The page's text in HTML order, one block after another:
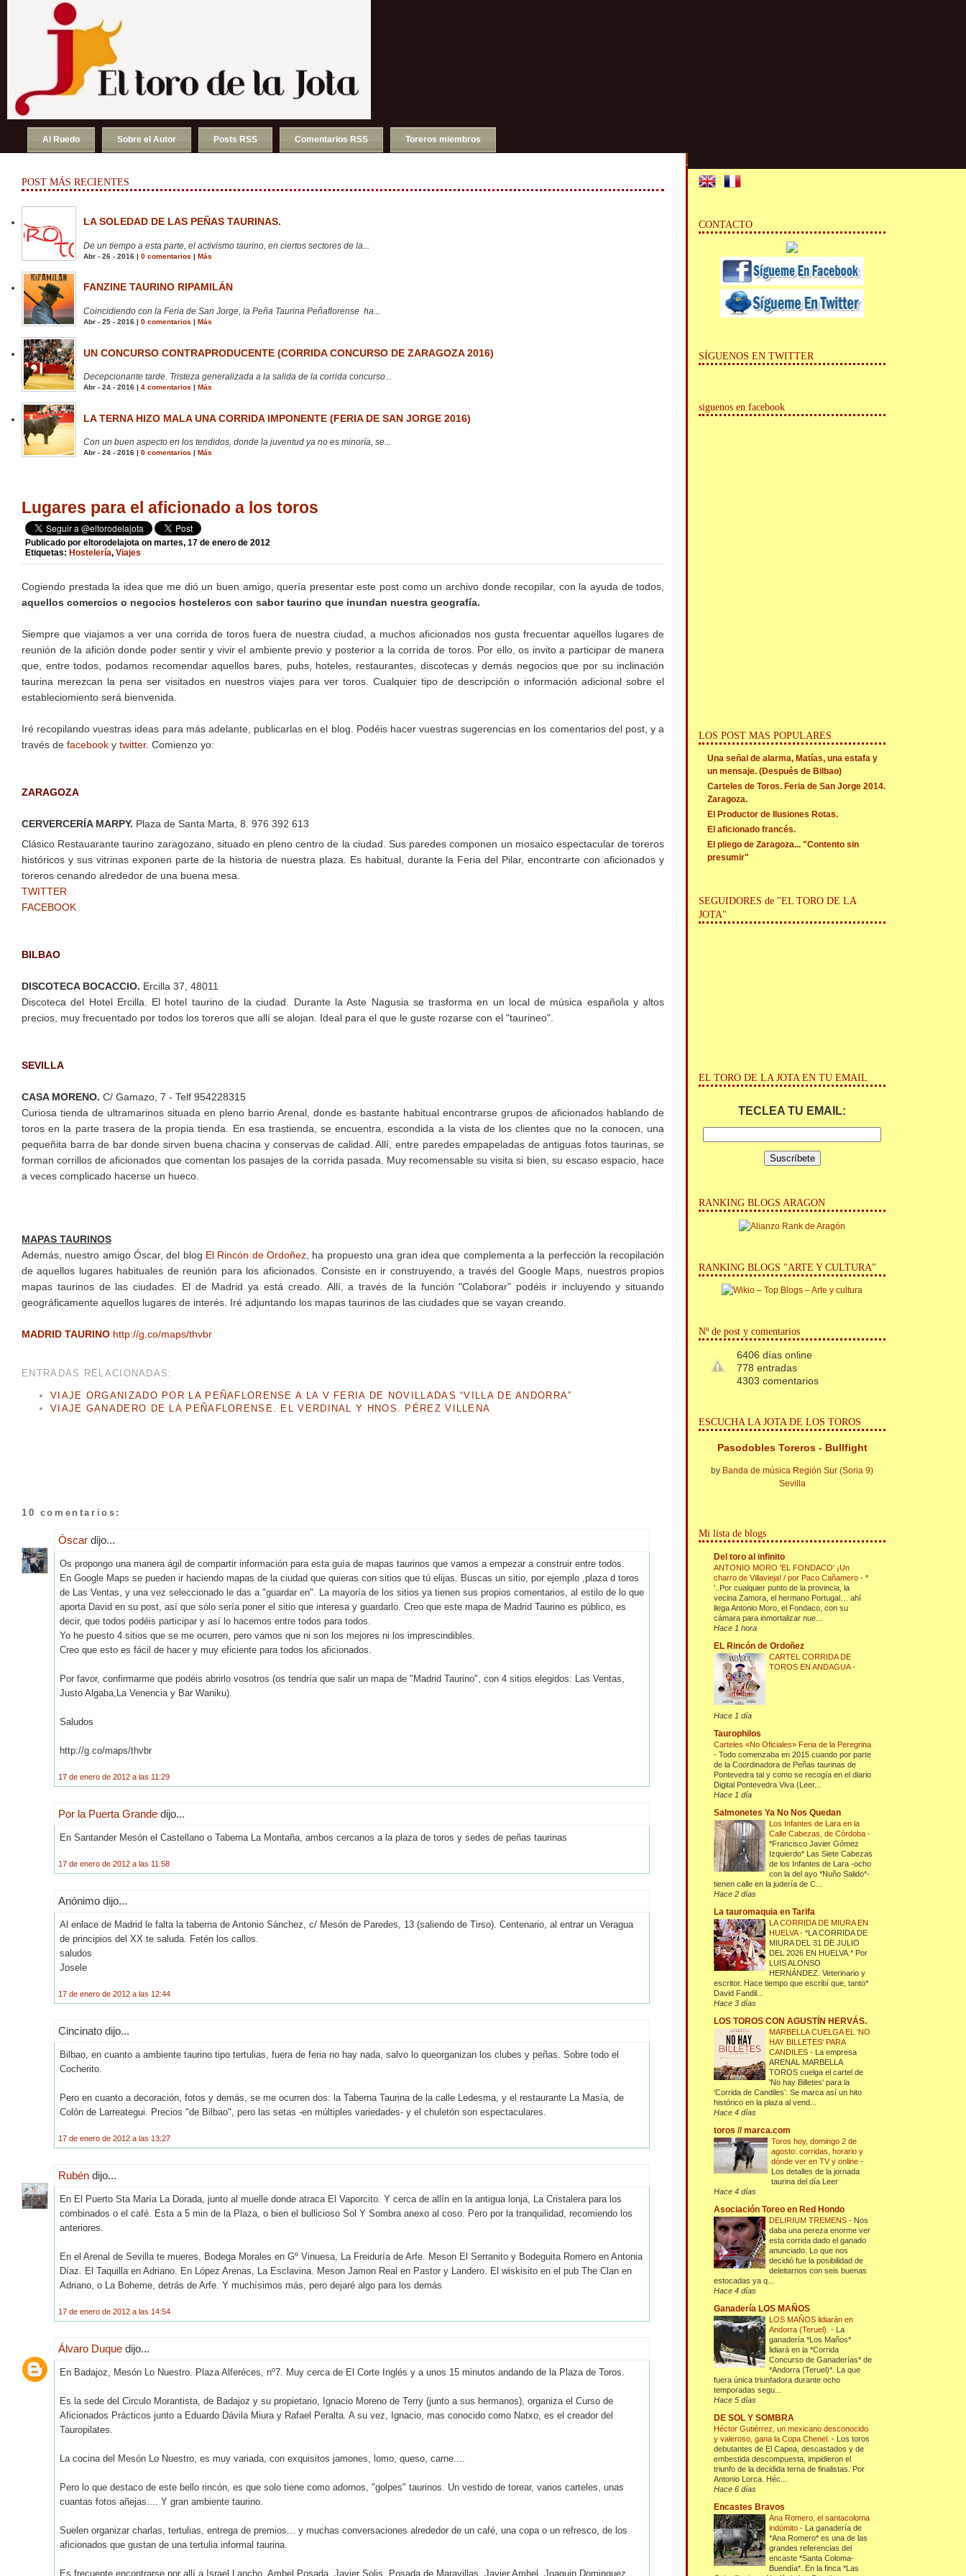
Al Ruedo Sobre el Autor Posts RSS Comentarios RSS Toreros miembros
POST MÁS RECIENTES
LA SOLEDAD DE LAS PEÑAS TAURINAS.
De un tiempo a esta parte, el activismo taurino, en ciertos sectores de la...
Abr - 26 - 2016 | 0 comentarios | Más
FANZINE TAURINO RIPAMILÁN
Coincidiendo con la Feria de San Jorge, la Peña Taurina Peñaflorense ha...
Abr - 25 - 2016 | 0 comentarios | Más
UN CONCURSO CONTRAPRODUCENTE (CORRIDA CONCURSO DE ZARAGOZA 2016)
Decepcionante tarde. Tristeza generalizada a la salida de la corrida concurso...
Abr - 24 - 2016 | 4 comentarios | Más
LA TERNA HIZO MALA UNA CORRIDA IMPONENTE (FERIA DE SAN JORGE 2016)
Con un buen aspecto en los tendidos, donde la juventud ya no es minoría, se...
Abr - 24 - 2016 | 0 comentarios Más
Lugares para el aficionado a los toros
Publicado por eltorodelajota on martes, 17 de enero de 2012
Etiquetas: Hostelería, Viajes
Cogiendo prestada la idea que me dió un buen amigo, quería presentar este post como un archivo donde recopilar, con la ayuda de todos,
aquellos comercios o negocios hosteleros con sabor taurino que inundan nuestra geografía.
Siempre que viajamos a ver una corrida de toros fuera de nuestra ciudad, a muchos aficionados nos gusta frecuentar aquellos lugares de
reunión de la afición donde poder sentir y vivir el ambiente previo y posterior a la corrida de toros. Por ello, os invito a participar de manera
que, entre todos, podamos recomendar aquellos bares, pubs, hoteles, restaurantes, discotecas y demás negocios que por su inclinación
taurina merezcan la pena ser visitados en nuestros viajes para ver toros. Cualquier tipo de descripción o información adicional sobre el
estableciomiento será bienvenida.
Iré recopilando vuestras ideas para más adelante, publicarlas en el blog. Podéis hacer vuestras sugerencias en los comentarios del post, y a
través de facebook y twitter. Comienzo yo:
ZARAGOZA
CERVERCERÍA MARPY. Plaza de Santa Marta, 8. 976 392 613
Clásico Restauarante taurino zaragozano, situado en pleno centro de la ciudad. Sus paredes componen un mosaico espectacular de toreros
históricos y sus vitrinas exponen parte de la historia de nuestra plaza. Es habitual, durante la Feria del Pilar, encontrarte con aficionados y
toreros cenando alrededor de una buena mesa.
TWITTER
FACEBOOK
BILBAO
DISCOTECA BOCACCIO. Ercilla 37, 48011
Discoteca del Hotel Ercilla. El hotel taurino de la ciudad. Durante la Aste Nagusia se trasforma en un local de música española y altos
precios, muy frecuentado por todos los toreros que allí se alojan. Ideal para el que le guste rozarse con el "taurineo".
SEVILLA
CASA MORENO. C/ Gamazo, 7 - Telf 954228315
Curiosa tienda de ultramarinos situada en pleno barrio Arenal, donde es bastante habitual encontrarse grupos de aficionados hablando de
toros en la parte trasera de la propia tienda. En esa trastienda, se encuentra, escondida a la vista de los clientes que no la conocen, una
pequeñita barra de bar donde sirven buena chacina y conservas de calidad. Allí, entre paredes empapeladas de antiguas fotos taurinas, se
forman corrillos de aficionados que comentan los pasajes de la corrida pasada. Muy recomensable su visita si bien, su escaso espacio, hace
a veces complicado hacerse un hueco.
MAPAS TAURINOS
Además, nuestro amigo Óscar, del blog El Rincón de Ordoñez , ha propuesto una gran idea que complementa a la perfección la recopilación
de aquellos lugares habituales de reunión para los aficionados. Consiste en ir construyendo, a través del Google Maps, nuestros propios
mapas taurinos de las ciudades. El de Madrid ya está creado. Allí, a través de la función "Colaborar" podéis ir incluyendo y situando
geográficamente aquellos lugares de interés. Iré adjuntando los mapas taurinos de las ciudades que se vayan creando.
MADRID TAURINO http://g.co/maps/thvbr
ENTRADAS RELACIONADAS:
VIAJE ORGANIZADO POR LA PEÑAFLORENSE A LA V FERIA DE NOVILLADAS “VILLA DE ANDORRA”
VIAJE GANADERO DE LA PEÑAFLORENSE. EL VERDINAL Y HNOS. PÉREZ VILLENA
10 comentarios:
Óscar dijo...
Os propongo una manera ágil de compartir información para esta guía de mapas taurinos que vamos a empezar a construir entre todos.
En Google Maps se pueden ir haciendo mapas de la ciudad que quieras con sitios que tú elijas. Buscas un sitio, por ejemplo ,plaza d toros
de Las Ventas, y una vez seleccionado le das a "guardar en". La mayoría de los sitios ya tienen sus propios comentarios, al estilo de lo que
aporta David en su post, así que sólo sería poner el sitio que interesa y guardarlo. Creo que este mapa de Madrid Taurino es público, es
decir, que todos podéis participar y así lo hacemos entre todos para todos.
Yo he puesto 4 sitios que se me ocurren, pero vamos que ni son los mejores ni los imprescindibles.
Creo que esto es fácil de hacer y muy eficiente para todos los aficionados.
Por favor, confirmarme que podéis abrirlo vosotros (os tendría que salir un mapa de "Madrid Taurino", con 4 sitios elegidos: Las Ventas,
Justo Algaba,La Venencia y Bar Waniku).
Saludos
http://g.co/maps/thvbr
17 de enero de 2012 a las 11:29
Por la Puerta Grande dijo...
En Santander Mesón el Castellano o Taberna La Montaña, ambos cercanos a la plaza de toros y sedes de peñas taurinas
17 de enero de 2012 a las 11:58
Anónimo dijo...
Al enlace de Madrid le falta la taberna de Antonio Sánchez, c/ Mesón de Paredes, 13 (saliendo de Tirso). Centenario, al entrar un Veragua
de principios del XX te saluda. Fetén los callos.
saludos
Josele
17 de enero de 2012 a las 12:44
Cincinato dijo...
Bilbao, en cuanto a ambiente taurino tipo tertulias, fuera de feria no hay nada, salvo lo queorganizan los clubes y peñas. Sobre todo el
Cocherito.
Pero en cuanto a decoración, fotos y demás, se me ocurren dos: la Taberna Taurina de la calle Ledesma, y el restaurante La Masía, de
Colón de Larreategui. Precios "de Bilbao", pero las setas -en múltiples variedades- y el chuletón son espectaculares.
17 de enero de 2012 a las 13:27
Rubén dijo...
En El Puerto Sta María La Dorada, junto al muelle donde atraca El Vaporcito. Y cerca de allín en la antigua lonja, La Cristalera para los
combinados o el café. Esta a 5 min de la Plaza, o bien el bullicioso Sol Y Sombra anexo al coso. Pero por la tranquilidad, recomiendo los
anteriores.
En el Arenal de Sevilla te mueres, Bodega Morales en Gº Vinuesa, La Freiduría de Arfe. Meson El Serranito y Bodeguita Romero en Antonia
Díaz. El Taquilla en Adriano. En López Arenas, La Esclavina. Meson Jamon Real en Pastor y Landero. El wiskisito en el pub The Clan en
Adriano, o La Boheme, detrás de Arfe. Y muchísimos más, pero dejaré algo para los demás
17 de enero de 2012 a las 14:54
Álvaro Duque dijo...
En Badajoz, Mesón Lo Nuestro. Plaza Alferéces, nº7. Muy cerca de El Corte Inglés y a unos 15 minutos andando de la Plaza de Toros.
Es la sede del Circulo Morantista, de Badajoz y su propietario, Ignacio Moreno de Terry (junto a sus hermanos), organiza el Curso de
Aficionados Prácticos junto a Eduardo Dávila Miura y Rafael Peralta. A su vez, Ignacio, mas conocido como Natxo, es el creador del
Tauropilates.
La cocina del Mesón Lo Nuestro, es muy variada, con exquisitos jamones, lomo, queso, carne....
Pero lo que destaco de este bello rincón, es que solo tiene como adornos, "golpes" taurinos. Un vestido de torear, varios carteles, unas
cuantas fotos añejas.... Y gran ambiente taurino.
Suelen organizar charlas, tertulias, entrega de premios... y muchas conversaciones alrededor de un café, una copa o un refresco, de los
aficionados que gustan de una tertulia informal taurina.
Es frecuente encontrarse por allí a Israel Lancho, Ambel Posada, Javier Solis, Posada de Maravillas, Javier Ambel, Joaquin Dominguez,
CONTACTO
SÍGUENOS EN TWITTER
siguenos en facebook
LOS POST MAS POPULARES
Una señal de alarma, Matías, una estafa y
un mensaje. (Después de Bilbao)
Carteles de Toros. Feria de San Jorge 2014.
Zaragoza.
El Productor de Ilusiones Rotas.
El aficionado francés.
El pliego de Zaragoza... "Contento sin
presumir"
SEGUIDORES de "EL TORO DE LA
JOTA"
EL TORO DE LA JOTA EN TU EMAIL
TECLEA TU EMAIL:
RANKING BLOGS ARAGON
RANKING BLOGS "ARTE Y CULTURA"
Nº de post y comentarios
6406 días online
778 entradas
4303 comentarios
ESCUCHA LA JOTA DE LOS TOROS
Pasodobles Toreros - Bullfight
by Banda de música Región Sur (Soria 9)
Sevilla
Mi lista de blogs
Del toro al infinito
ANTONIO MORO 'EL FONDACO' ¡Un
charro de Villavieja! / por Paco Cañamero-*
'..Por cualquier punto de la provincia, la
vecina Zamora, el hermano Portugal… ahí
llega Antonio Moro, el Fondaco, con su
cámara para inmortalizar nue...
Hace 1 hora
EL Rincón de Ordoñez
CARTEL CORRIDA DE
TOROS EN ANDAGUA-
Hace 1 día
Taurophilos
Carteles «No Oficiales» Feria de la Peregrina
-Todo comenzaba en 2015 cuando por parte
de la Coordinadora de Peñas taurinas de
Pontevedra tal y como se recogía en el diario
Digital Pontevedra Viva (Leer...
Hace 1 día
Salmonetes Ya No Nos Quedan
Los Infantes de Lara en la
Calle Cabezas, de Córdoba-
*Francisco Javier Gómez
Izquierdo* Las Siete Cabezas
de los Infantes de Lara -ocho
con la del ayo *Nuño Salido*-
tienen calle en la judería de C...
Hace 2 días
La tauromaquia en Tarifa
LA CORRIDA DE MIURA EN
HUELVA-*LA CORRIDA DE
MIURA DEL 31 DE JULIO
DEL 2026 EN HUELVA.* Por
LUIS ALONSO
HERNÁNDEZ. Veterinario y
escritor. Hace tiempo que escribí que, tanto*
David Fandil...
Hace 3 días
LOS TOROS CON AGUSTÍN HERVÁS.
MARBELLA CUELGA EL 'NO
HAY BILLETES' PARA
CANDILES- La empresa
ARENAL MARBELLA
TOROS cuelga el cartel de
'No hay Billetes' para la
‘Corrida de Candiles’. Se marca así un hito
histórico en la plaza al vend...
Hace 4 días
toros // marca.com
Toros hoy, domingo 2 de
agosto: corridas, horario y
dónde ver en TV y online-
Los detalles de la jornada
taurina del día Leer
Hace 4 días
Asociación Toreo en Red Hondo
DELIRIUM TREMENS- Nos
daba una pereza enorme ver
esta corrida dado el ganado
anunciado. Lo que nos
decidió fue la posibilidad de
deleitarnos con seis buenas
estocadas ya q...
Hace 4 días
Ganadería LOS MAÑOS
LOS MAÑOS lidiarán en
Andorra (Teruel).- La
ganadería *Los Maños*
lidiará en la *Corrida
Concurso de Ganaderías* de
*Andorra (Teruel)*. La que
fuera única triunfadora durante ocho
temporadas segu...
Hace 5 días
DE SOL Y SOMBRA
Héctor Gutiérrez, un mexicano desconocido
y valeroso, gana la Copa Chenel.- Los toros
debutantes de El Capea, descastados y de
embestida descompuesta, impidieron el
triunfo de la decidida terna de finalistas. Por
Antonio Lorca. Héc...
Hace 6 días
Encastes Bravos
Ana Romero, el santacoloma
indómito- La ganadería de
*Ana Romero* es una de las
grandes referencias del
encaste *Santa Coloma-
Buendía*. En la finca *Las